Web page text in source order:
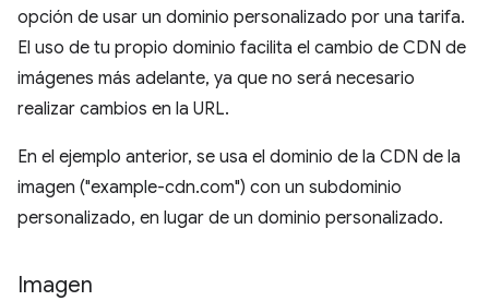
opción de usar un dominio personalizado por una tarifa.
El uso de tu propio dominio facilita el cambio de CDN de
imágenes más adelante, ya que no será necesario
realizar cambios en la URL.
En el ejemplo anterior, se usa el dominio de la CDN de la
imagen ("example-cdn.com") con un subdominio
personalizado, en lugar de un dominio personalizado.
Imagen